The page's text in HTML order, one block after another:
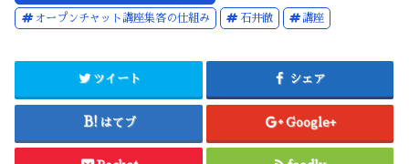
オープンチャット講座集客の仕組み 石井徹 講座
ツイート シェア
はてブ Google+